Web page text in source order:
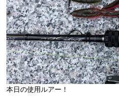
本日の使用ルアー！